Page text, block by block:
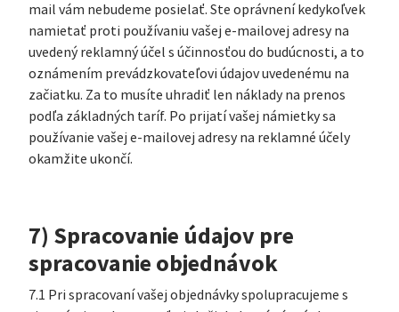
mail vám nebudeme posielať. Ste oprávnení kedykoľvek
namietať proti používaniu vašej e-mailovej adresy na
uvedený reklamný účel s účinnosťou do budúcnosti, a to
oznámením prevádzkovateľovi údajov uvedenému na
začiatku. Za to musíte uhradiť len náklady na prenos
podľa základných taríf. Po prijatí vašej námietky sa
používanie vašej e-mailovej adresy na reklamné účely
okamžite ukončí.
7) Spracovanie údajov pre
spracovanie objednávok
7.1 Pri spracovaní vašej objednávky spolupracujeme s